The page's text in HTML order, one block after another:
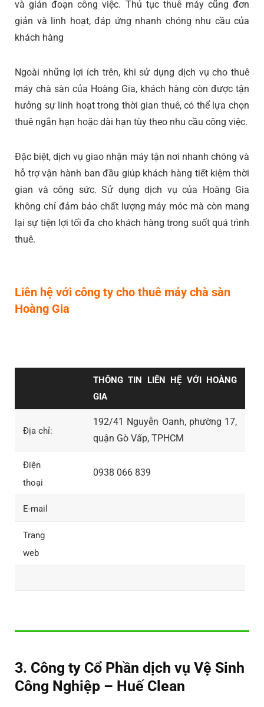
và gián đoạn công việc. Thủ tục thuê máy cũng đơn
giản và linh hoạt, đáp ứng nhanh chóng nhu cầu của
khách hàng
Ngoài những lợi ích trên, khi sử dụng dịch vụ cho thuê
máy chà sàn của Hoàng Gia, khách hàng còn được tận
hưởng sự linh hoạt trong thời gian thuê, có thể lựa chọn
thuê ngắn hạn hoặc dài hạn tùy theo nhu cầu công việc.
Đặc biệt, dịch vụ giao nhận máy tận nơi nhanh chóng và
hỗ trợ vận hành ban đầu giúp khách hàng tiết kiệm thời
gian và công sức. Sử dụng dịch vụ của Hoàng Gia
không chỉ đảm bảo chất lượng máy móc mà còn mang
lại sự tiện lợi tối đa cho khách hàng trong suốt quá trình
thuê.
Liên hệ với công ty cho thuê máy chà sàn
Hoàng Gia
THÔNG TIN LIÊN HỆ VỚI HOÀNG
GIA
Địa chỉ:
192/41 Nguyễn Oanh, phường 17,
quận Gò Vấp, TPHCM
Điện
thoại
0938 066 839
E-mail
Trang
web
3. Công ty Cổ Phần dịch vụ Vệ Sinh
Công Nghiệp – Huế Clean